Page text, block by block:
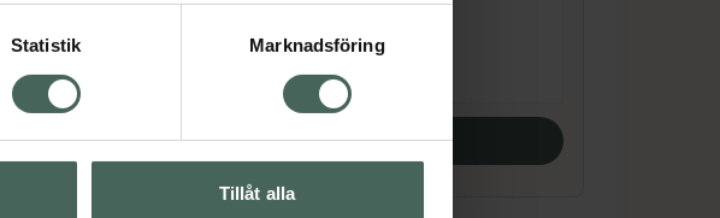
Statistik Marknadsföring
Tillåt alla
Pris online
135 kr 110 kr
båda för
kr Köp båda